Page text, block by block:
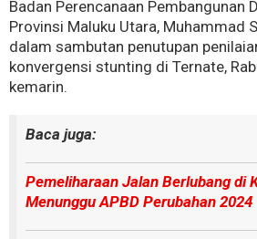
Badan Perencanaan Pembangunan
Provinsi Maluku Utara, Muhammad
dalam sambutan penutupan
konvergensi stunting di Ternate,
kemarin.
Baca juga:
Pemeliharaan Jalan Berlubang di
Menunggu APBD Perubahan 2024